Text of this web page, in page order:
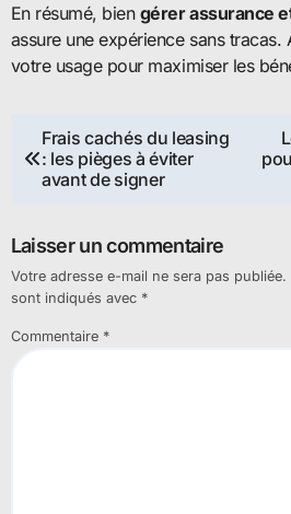
En résumé, bien gérer assurance
assure une expérience sans
votre usage pour maximiser les
Navigation
de
Frais cachés du leasing
: les pièges à éviter
avant de signer
Laisser un commentaire
Votre adresse e-mail ne sera pas publiée.
sont indiqués avec *
Commentaire *